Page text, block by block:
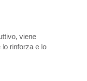
viene
lo rinforza e lo